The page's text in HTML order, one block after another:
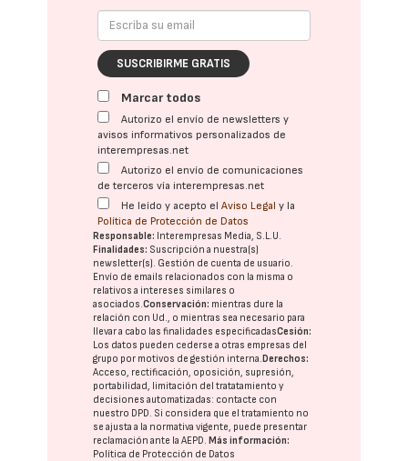
SUSCRIBIRME GRATIS
Marcar todos
Autorizo el envío de newsletters y
avisos informativos personalizados de
interempresas.net
Autorizo el envío de comunicaciones
de terceros vía interempresas.net
He leído y acepto elAviso Legal y la
Política de Protección de Datos
Responsable: Interempresas Media, S.L.U.
Finalidades: Suscripción a nuestra(s)
newsletter(s). Gestión de cuenta de usuario.
Envío de emails relacionados con la misma o
relativos a intereses similares o
asociados.Conservación: mientras dure la
relación con Ud., o mientras sea necesario para
llevar a cabo las finalidades especificadasCesión:
Los datos pueden cederse a otras empresas del
grupo por motivos de gestión interna.Derechos:
Acceso, rectificación, oposición, supresión,
portabilidad, limitación del tratatamiento y
decisiones automatizadas: contacte con
nuestro DPD. Si considera que el tratamiento no
se ajusta a la normativa vigente, puede presentar
reclamación ante laAEPD.Más información:
Política de Protección de Datos